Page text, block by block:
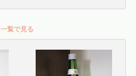
一覧で見る